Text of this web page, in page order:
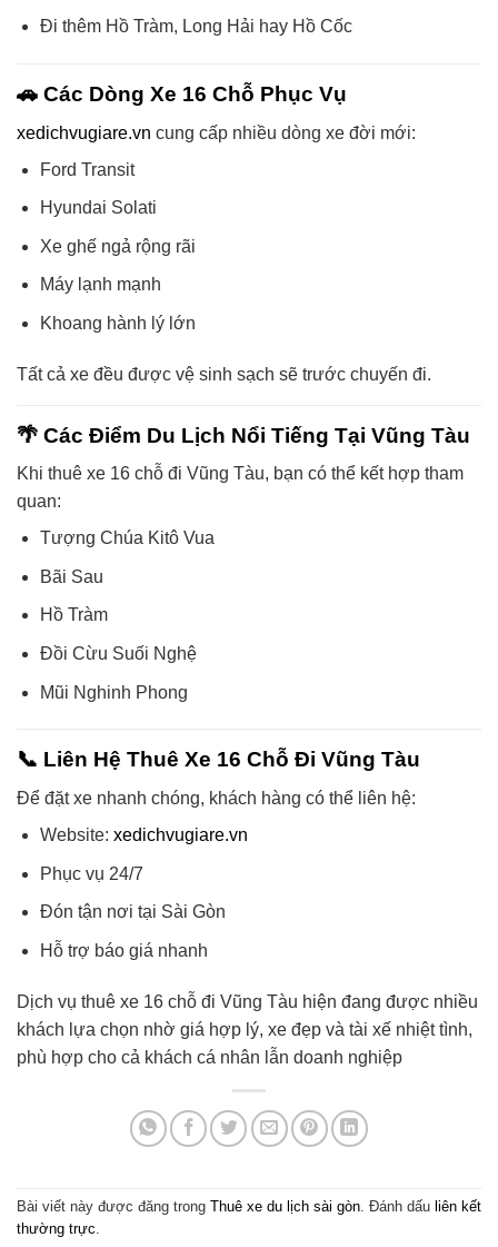
Đi thêm Hồ Tràm, Long Hải hay Hồ Cốc
🚗 Các Dòng Xe 16 Chỗ Phục Vụ
xedichvugiare.vn cung cấp nhiều dòng xe đời mới:
Ford Transit
Hyundai Solati
Xe ghế ngả rộng rãi
Máy lạnh mạnh
Khoang hành lý lớn
Tất cả xe đều được vệ sinh sạch sẽ trước chuyến đi.
🌴 Các Điểm Du Lịch Nổi Tiếng Tại Vũng Tàu
Khi thuê xe 16 chỗ đi Vũng Tàu, bạn có thể kết hợp tham
quan:
Tượng Chúa Kitô Vua
Bãi Sau
Hồ Tràm
Đồi Cừu Suối Nghệ
Mũi Nghinh Phong
📞 Liên Hệ Thuê Xe 16 Chỗ Đi Vũng Tàu
Để đặt xe nhanh chóng, khách hàng có thể liên hệ:
Website: xedichvugiare.vn
Phục vụ 24/7
Đón tận nơi tại Sài Gòn
Hỗ trợ báo giá nhanh
Dịch vụ thuê xe 16 chỗ đi Vũng Tàu hiện đang được nhiều
khách lựa chọn nhờ giá hợp lý, xe đẹp và tài xế nhiệt tình,
phù hợp cho cả khách cá nhân lẫn doanh nghiệp
Bài viết này được đăng trong Thuê xe du lịch sài gòn. Đánh dấu liên kết
thường trực.